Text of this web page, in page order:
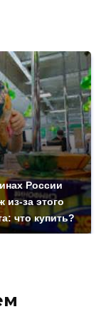
России
из-за этого
что купить?